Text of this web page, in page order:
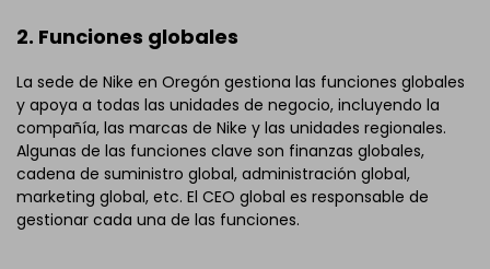
2. Funciones globales
La sede de Nike en Oregón gestiona las funciones globales
y apoya a todas las unidades de negocio, incluyendo la
compañía, las marcas de Nike y las unidades regionales.
Algunas de las funciones clave son finanzas globales,
cadena de suministro global, administración global,
marketing global, etc. El CEO global es responsable de
gestionar cada una de las funciones.